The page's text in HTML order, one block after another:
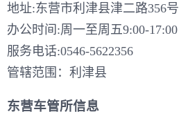
地址:东营市利津县津二路356号
办公时间:周一至周五9:00-17:00
服务电话:0546-5622356
管辖范围：利津县
东营车管所信息